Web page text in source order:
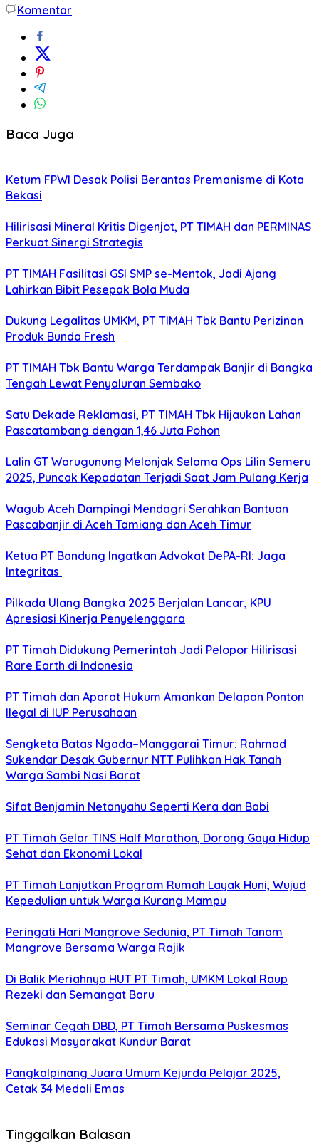
Komentar
Baca Juga
Ketum FPWI Desak Polisi Berantas Premanisme di Kota
Bekasi
Hilirisasi Mineral Kritis Digenjot, PT TIMAH dan PERMINAS
Perkuat Sinergi Strategis
PT TIMAH Fasilitasi GSI SMP se-Mentok, Jadi Ajang
Lahirkan Bibit Pesepak Bola Muda
Dukung Legalitas UMKM, PT TIMAH Tbk Bantu Perizinan
Produk Bunda Fresh
PT TIMAH Tbk Bantu Warga Terdampak Banjir di Bangka
Tengah Lewat Penyaluran Sembako
Satu Dekade Reklamasi, PT TIMAH Tbk Hijaukan Lahan
Pascatambang dengan 1,46 Juta Pohon
Lalin GT Warugunung Melonjak Selama Ops Lilin Semeru
2025, Puncak Kepadatan Terjadi Saat Jam Pulang Kerja
Wagub Aceh Dampingi Mendagri Serahkan Bantuan
Pascabanjir di Aceh Tamiang dan Aceh Timur
Ketua PT Bandung Ingatkan Advokat DePA-RI: Jaga
Integritas
Pilkada Ulang Bangka 2025 Berjalan Lancar, KPU
Apresiasi Kinerja Penyelenggara
PT Timah Didukung Pemerintah Jadi Pelopor Hilirisasi
Rare Earth di Indonesia
PT Timah dan Aparat Hukum Amankan Delapan Ponton
Ilegal di IUP Perusahaan
Sengketa Batas Ngada–Manggarai Timur: Rahmad
Sukendar Desak Gubernur NTT Pulihkan Hak Tanah
Warga Sambi Nasi Barat
Sifat Benjamin Netanyahu Seperti Kera dan Babi
PT Timah Gelar TINS Half Marathon, Dorong Gaya Hidup
Sehat dan Ekonomi Lokal
PT Timah Lanjutkan Program Rumah Layak Huni, Wujud
Kepedulian untuk Warga Kurang Mampu
Peringati Hari Mangrove Sedunia, PT Timah Tanam
Mangrove Bersama Warga Rajik
Di Balik Meriahnya HUT PT Timah, UMKM Lokal Raup
Rezeki dan Semangat Baru
Seminar Cegah DBD, PT Timah Bersama Puskesmas
Edukasi Masyarakat Kundur Barat
Pangkalpinang Juara Umum Kejurda Pelajar 2025,
Cetak 34 Medali Emas
Tinggalkan Balasan